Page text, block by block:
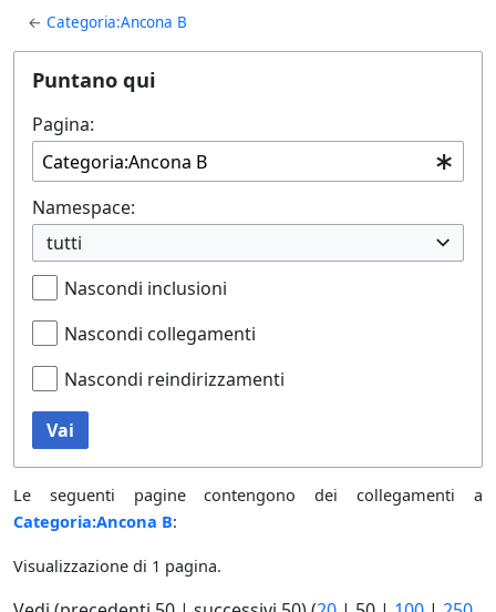
←Categoria:Ancona B
Puntano qui
Pagina:
Namespace:
tutti
Nascondi inclusioni
Nascondi collegamenti
Nascondi reindirizzamenti
Vai
Le seguenti pagine contengono dei collegamenti a
Categoria:Ancona B:
Visualizzazione di 1 pagina.